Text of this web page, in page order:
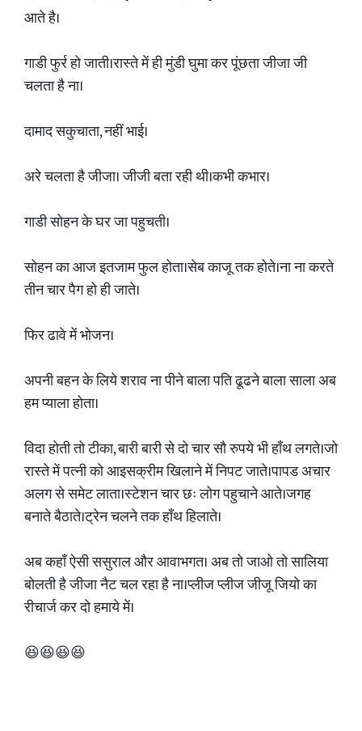
आते है।
गाडी फुर्र हो जाती।रास्ते में ही मुंडी घुमा कर पूंछता जीजा जी
चलता है ना।
दामाद सकुचाता, नहीं भाई।
अरे चलता है जीजा। जीजी बता रही थी।कभी कभार।
गाडी सोहन के घर जा पहुचती।
सोहन का आज इतजाम फुल होता।सेब काजू तक होते।ना ना करते
तीन चार पैग हो ही जाते।
फिर ढावे में भोजन।
अपनी बहन के लिये शराव ना पीने बाला पति ढूढने बाला साला अब
हम प्याला होता।
विदा होती तो टीका, बारी बारी से दो चार सौ रुपये भी हाँथ लगते।जो
रास्ते में पत्नी को आइसक्रीम खिलाने में निपट जाते।पापड अचार
अलग से समेट लाता।स्टेशन चार छः लोग पहुचाने आते।जगह
बनाते बैठाते।ट्रेन चलने तक हाँथ हिलाते।
अब कहाँ ऐसी ससुराल और आवाभगत। अब तो जाओ तो सालिया
बोलती है जीजा नैट चल रहा है ना।प्लीज प्लीज जीजू जियो का
रीचार्ज कर दो हमाये में।
😆😆😆😆